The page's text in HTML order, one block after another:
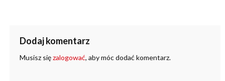
Dodaj komentarz
Musisz sięzalogować, aby móc dodać komentarz.